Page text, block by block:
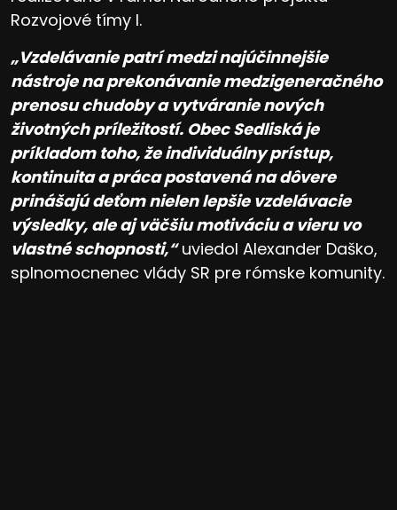
Rozvojové tímy I.
„Vzdelávanie patrí medzi najúčinnejšie
nástroje na prekonávanie medzigeneračného
prenosu chudoby a vytváranie nových
životných príležitostí. Obec Sedliská je
príkladom toho, že individuálny prístup,
kontinuita a práca postavená na dôvere
prinášajú deťom nielen lepšie vzdelávacie
výsledky, ale aj väčšiu motiváciu a vieru vo
vlastné schopnosti,“uviedol Alexander Daško,
splnomocnenec vlády SR pre rómske komunity.